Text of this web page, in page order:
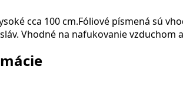
cca 100 cm.Fóliové písmená sú
Vhodné na nafukovanie vzduchom